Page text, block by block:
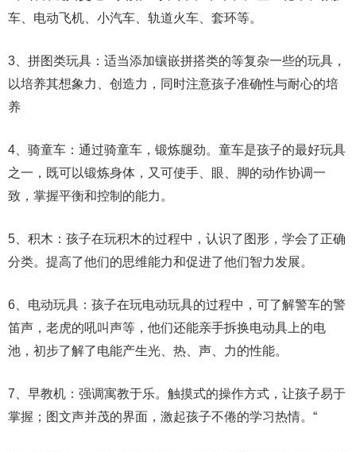
车、电动飞机、小汽车、轨道火车、套环等。
3、拼图类玩具：适当添加镶嵌拼搭类的等复杂一些的玩具，
以培养其想象力、创造力，同时注意孩子准确性与耐心的培
养
4、骑童车：通过骑童车，锻炼腿劲。童车是孩子的最好玩具
之一，既可以锻炼身体，又可使手、眼、脚的动作协调一
致，掌握平衡和控制的能力。
5、积木：孩子在玩积木的过程中，认识了图形，学会了正确
分类。提高了他们的思维能力和促进了他们智力发展。
6、电动玩具：孩子在玩电动玩具的过程中，可了解警车的警
笛声，老虎的吼叫声等，他们还能亲手拆换电动具上的电
池，初步了解了电能产生光、热、声、力的性能。
7、早教机：强调寓教于乐。触摸式的操作方式，让孩子易于
掌握；图文声并茂的界面，激起孩子不倦的学习热情。“